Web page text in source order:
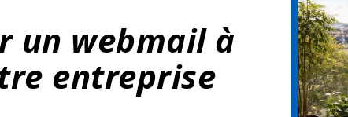
un webmail à
entreprise